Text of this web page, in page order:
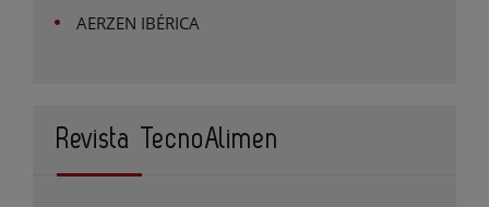
AERZEN IBÉRICA
Revista TecnoAlimen